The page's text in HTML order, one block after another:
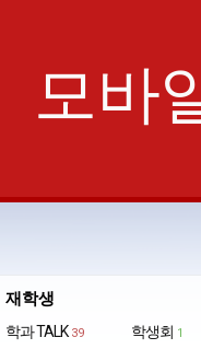
모바
재학생
학과 TALK 39 학생회 1